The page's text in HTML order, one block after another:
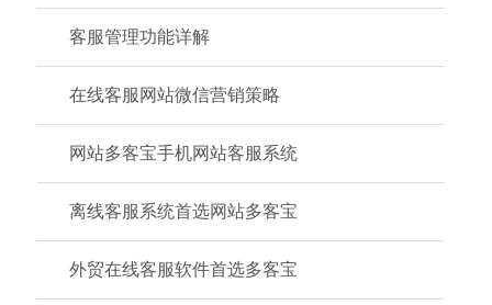
客服管理功能详解
在线客服网站微信营销策略
网站多客宝手机网站客服系统
离线客服系统首选网站多客宝
外贸在线客服软件首选多客宝